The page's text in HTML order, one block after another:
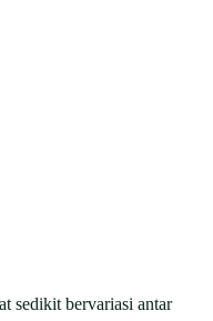
sedikit bervariasi antar